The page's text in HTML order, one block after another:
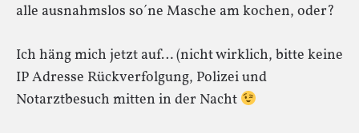
alle ausnahmslos so´ne Masche am kochen, oder?
Ich häng mich jetzt auf… (nicht wirklich, bitte keine
IP Adresse Rückverfolgung, Polizei und
Notarztbesuch mitten in der Nacht